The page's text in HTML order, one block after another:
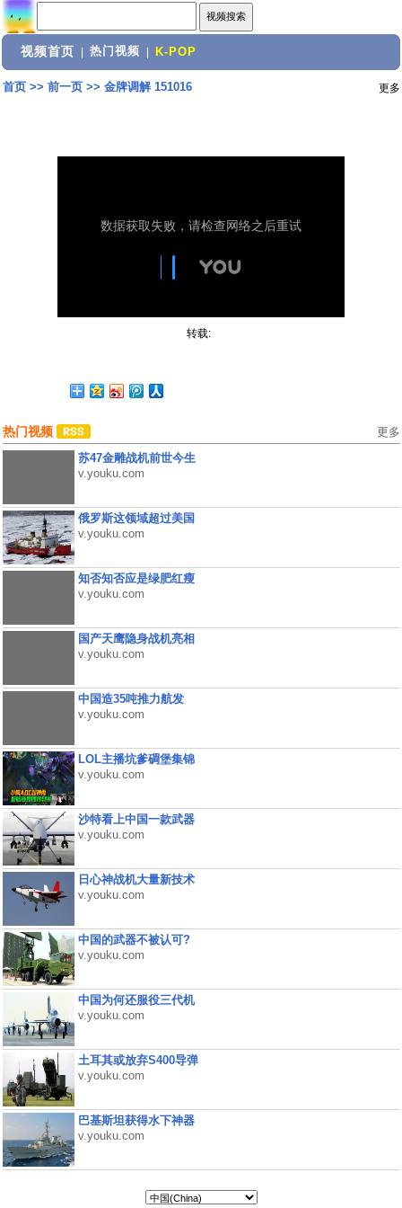
视频首页 热门视频 K-POP
首页>> 前一页>> 金牌调解 151016 更多
转载:
热门视频 更多
苏47金雕战机前世今生
v.youku.com
俄罗斯这领域超过美国
v.youku.com
知否知否应是绿肥红瘦
v.youku.com
国产天鹰隐身战机亮相
v.youku.com
中国造35吨推力航发
v.youku.com
LOL主播坑爹碉堡集锦
v.youku.com
沙特看上中国一款武器
v.youku.com
日心神战机大量新技术
v.youku.com
中国的武器不被认可?
v.youku.com
中国为何还服役三代机
v.youku.com
土耳其或放弃S400导弹
v.youku.com
巴基斯坦获得水下神器
v.youku.com